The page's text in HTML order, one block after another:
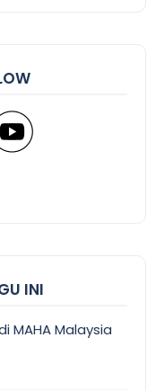
INI
MAHA Malaysia